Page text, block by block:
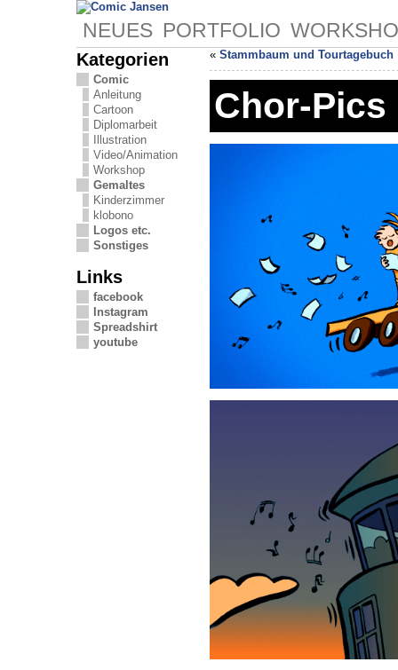
NEUES PORTFOLIO
Kategorien
Comic
Anleitung
Cartoon
Diplomarbeit
Illustration
Video/Animation
Workshop
Gemaltes
Kinderzimmer
klobono
Logos etc.
Sonstiges
Links
facebook
Instagram
Spreadshirt
youtube
« Stammbaum und Tourtagebuch
Chor-Pics